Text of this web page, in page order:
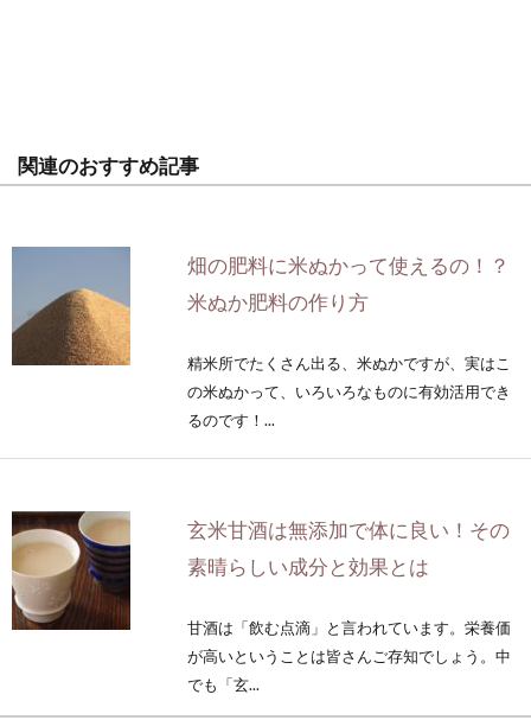
関連のおすすめ記事
畑の肥料に米ぬかって使えるの！？
米ぬか肥料の作り方
精米所でたくさん出る、米ぬかですが、実はこ
の米ぬかって、いろいろなものに有効活用でき
るのです！...
玄米甘酒は無添加で体に良い！その
素晴らしい成分と効果とは
甘酒は「飲む点滴」と言われています。栄養価
が高いということは皆さんご存知でしょう。中
でも「玄...